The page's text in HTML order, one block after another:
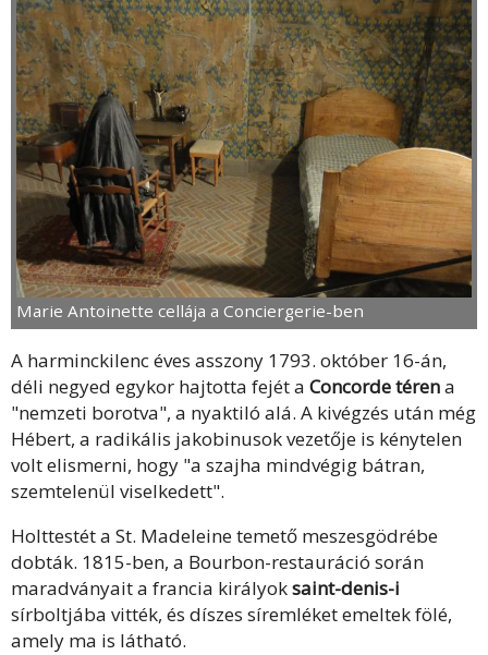
Marie Antoinette cellája a Conciergerie-ben
A harminckilenc éves asszony 1793. október 16-án,
déli negyed egykor hajtotta fejét a Concorde térena
"nemzeti borotva", a nyaktiló alá. A kivégzés után még
Hébert, a radikális jakobinusok vezetője is kénytelen
volt elismerni, hogy "a szajha mindvégig bátran,
szemtelenül viselkedett".
Holttestét a St. Madeleine temető meszesgödrébe
dobták. 1815-ben, a Bourbon-restauráció során
maradványait a francia királyoksaint-denis-i
sírboltjába vitték, és díszes síremléket emeltek fölé,
amely ma is látható.